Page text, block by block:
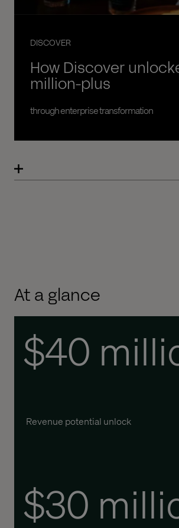
DISCOVER
How Discover
million-plus
through enterprise transformation
At a glance
$40
Revenue potential unlock
$30